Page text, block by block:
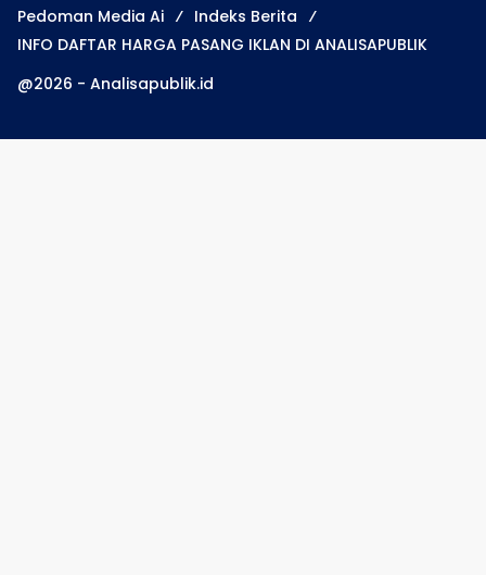
Pedoman Media Ai
Indeks Berita
INFO DAFTAR HARGA PASANG IKLAN DI ANALISAPUBLIK
@2026 - Analisapublik.id